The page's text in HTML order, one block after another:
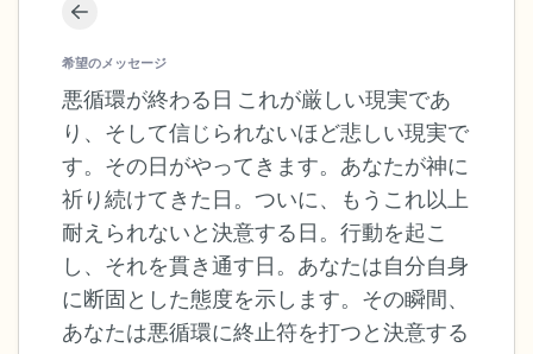
希望のメッセージ
悪循環が終わる日 これが厳しい現実であ
り、そして信じられないほど悲しい現実で
す。その日がやってきます。あなたが神に
祈り続けてきた日。ついに、もうこれ以上
耐えられないと決意する日。行動を起こ
し、それを貫き通す日。あなたは自分自身
に断固とした態度を示します。その瞬間、
あなたは悪循環に終止符を打つと決意する
座り心地の良い場所を見つけてください。
目を軽く閉じて、深呼吸を数回します。鼻
から息を吸い（3つ数え）、口から息を吐
きます（3つ数え）。さあ、目を開けて周
りを見回してください。以下のことを声に
出して言ってみてください。
見えるもの5つ（部屋の中と窓の外を見る
ことができます）